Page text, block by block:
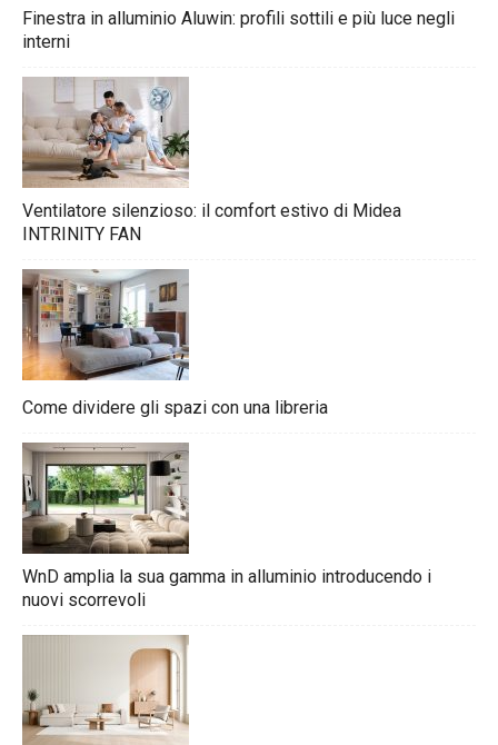
Finestra in alluminio Aluwin: profili sottili e più luce negli
interni
Ventilatore silenzioso: il comfort estivo di Midea
INTRINITY FAN
Come dividere gli spazi con una libreria
WnD amplia la sua gamma in alluminio introducendo i
nuovi scorrevoli